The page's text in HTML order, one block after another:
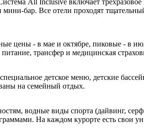
All Inclusive включает
бар. Все отели проходят
цены - в мае и октябре, пиковые - в
трансфер и медицинская
детское меню, детские
на семейный отдых.
водные виды спорта (дайвинг,
На каждом курорте есть свои